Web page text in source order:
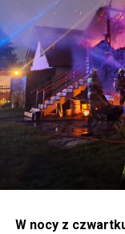
W nocy z